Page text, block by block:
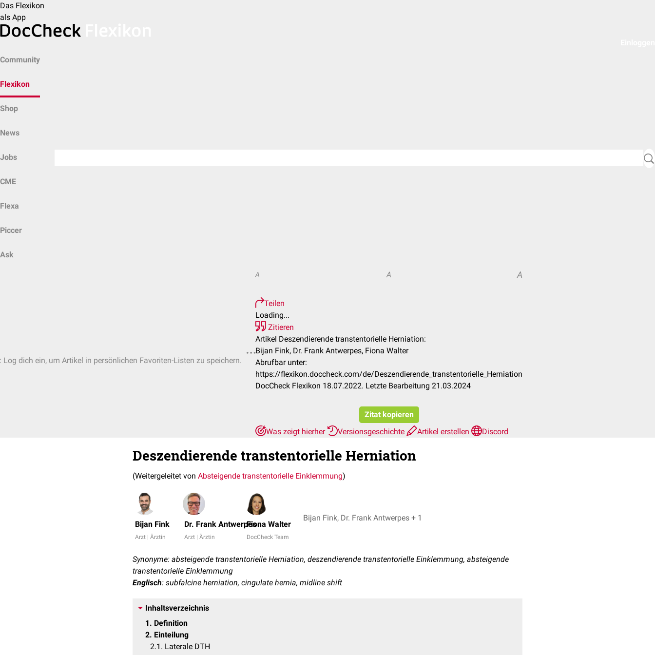
Das Flexikon
als App
Community
Flexikon
Shop
News
Jobs
CME
Flexa
Piccer
Ask
Log dich ein, um Artikel in persönlichen Favoriten-Listen zu speichern.
A A A
Teilen
Loading...
Zitieren
Artikel Deszendierende transtentorielle Herniation:
Bijan Fink, Dr. Frank Antwerpes, Fiona Walter
Abrufbar unter:
https://flexikon.doccheck.com/de/Deszendierende_transtentorielle_Herniation
DocCheck Flexikon 18.07.2022. Letzte Bearbeitung 21.03.2024
Zitat kopieren
Was zeigt hierher
Versionsgeschichte Artikel erstellen Discord
Deszendierende transtentorielle Herniation
(Weitergeleitet von Absteigende transtentorielle Einklemmung)
Bijan Fink
Arzt | Ärztin
Dr. Frank Antwerpes
Arzt | Ärztin
Fiona Walter
DocCheck Team
Bijan Fink, Dr. Frank Antwerpes + 1
Synonyme: absteigende transtentorielle Herniation, deszendierende transtentorielle Einklemmung, absteigende
transtentorielle Einklemmung
Englisch: subfalcine herniation, cingulate hernia, midline shift
Inhaltsverzeichnis
1
Definition
2 Einteilung
2.1
Laterale DTH